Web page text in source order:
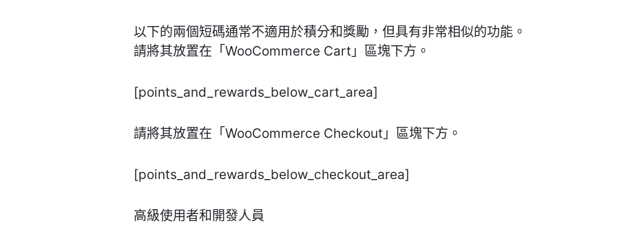
以下的兩個短碼通常不適用於積分和獎勵，但具有非常相似的功能。
請將其放置在「WooCommerce Cart」區塊下方。
[points_and_rewards_below_cart_area]
請將其放置在「WooCommerce Checkout」區塊下方。
[points_and_rewards_below_checkout_area]
高級使用者和開發人員